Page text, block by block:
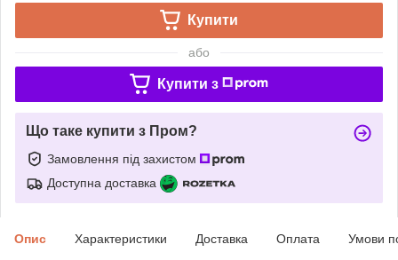
Купити
або
Купити з
Що таке купити з Пром?
Замовлення під захистом
Доступна доставка
Опис Характеристики Доставка Оплата Умови